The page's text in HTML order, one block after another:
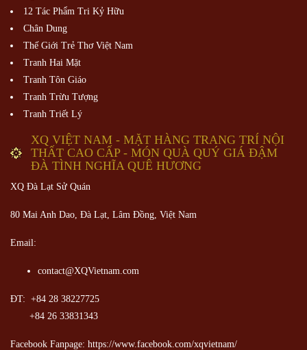
12 Tác Phẩm Tri Kỷ Hữu
Chân Dung
Thế Giới Trẻ Thơ Việt Nam
Tranh Hai Mặt
Tranh Tôn Giáo
Tranh Trừu Tượng
Tranh Triết Lý
XQ VIỆT NAM - MẶT HÀNG TRANG TRÍ NỘI
THẤT CAO CẤP - MÓN QUÀ QUÝ GIÁ ĐẬM
ĐÀ TÌNH NGHĨA QUÊ HƯƠNG
XQ Đà Lạt Sử Quán
80 Mai Anh Dao, Đà Lạt, Lâm Đồng, Việt Nam
Email:
contact@XQVietnam.com
ĐT: +84 28 38227725
+84 26 33831343
Facebook Fanpage: https://www.facebook.com/xqvietnam/